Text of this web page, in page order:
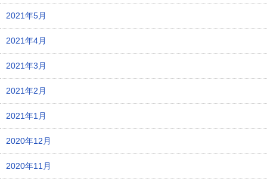
2021年5月
2021年4月
2021年3月
2021年2月
2021年1月
2020年12月
2020年11月